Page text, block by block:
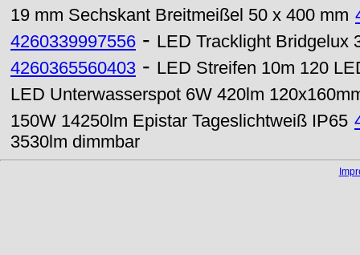
19 mm Sechskant Breitmeißel 50 x 400 mm
4260339997556 - LED Tracklight Bridgelux
4260365560403 - LED Streifen 10m 120
LED Unterwasserspot 6W 420lm
150W 14250lm Epistar Tageslichtweiß IP65
3530lm dimmbar